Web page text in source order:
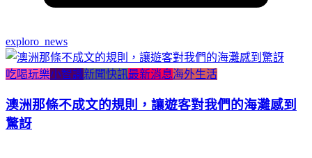
exploro_news
吃喝玩樂小智識新聞快訊最新消息海外生活
澳洲那條不成文的規則，讓遊客對我們的海灘感到
驚訝